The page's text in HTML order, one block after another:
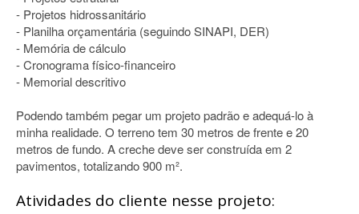
- Projetos hidrossanitário
- Planilha orçamentária (seguindo SINAPI, DER)
- Memória de cálculo
- Cronograma físico-financeiro
- Memorial descritivo
Podendo também pegar um projeto padrão e adequá-lo à
minha realidade. O terreno tem 30 metros de frente e 20
metros de fundo. A creche deve ser construída em 2
pavimentos, totalizando 900 m².
Atividades do cliente nesse projeto: